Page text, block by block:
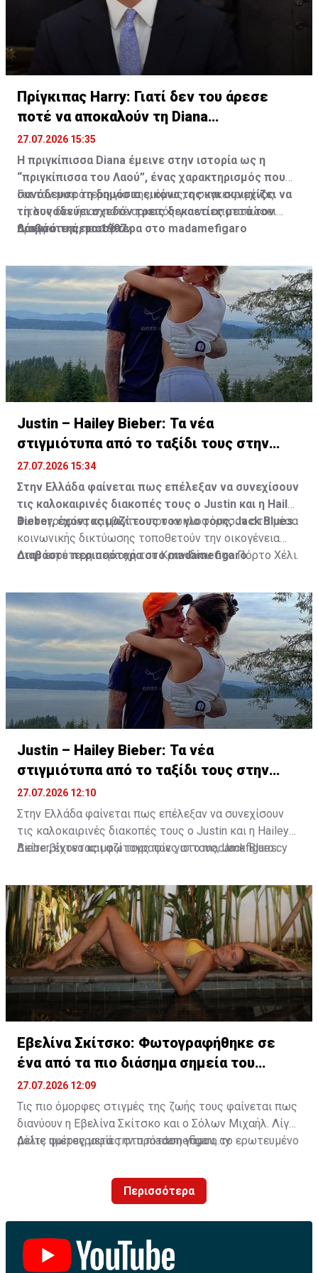
Martin Scorsese, Jennifer Lawrence και Morgan
Πρίγκιπας Harry: Γιατί δεν του άρεσε
ποτέ να αποκαλούν τη Diana
“πριγκίπισσα”
27.07.2026 15:35
Η πριγκίπισσα Diana έμεινε στην ιστορία ως η
“πριγκίπισσα του Λαού”, ένας χαρακτηρισμός που
συνόδευσε τη δημόσια εικόνα της και συνεχίζει να
τη συνοδεύει σχεδόν τρεις δεκαετίες μετά τον
θάνατό της, το 1997.
Για τον μικρότερο γιο της, όμως, ο συγκεκριμένος
τίτλος δεν ήταν ποτέ αρκετός για να αποτυπώσει
πραγματικά ποια ήταν.
Διαβάστε περισσότερα στο madamefigaro
Justin – Hailey Bieber: Τα νέα
στιγμιότυπα από το ταξίδι τους στην
Ελλάδα
27.07.2026 15:34
Στην Ελλάδα φαίνεται πως επέλεξαν να συνεχίσουν
τις καλοκαιρινές διακοπές τους ο Justin και η Hailey
Bieber, έχοντας μαζί τους τον γιο τους, Jack Blues.
Φωτογραφίες και βίντεο που κυκλοφόρησαν στα μέσα
κοινωνικής δικτύωσης τοποθετούν την οικογένεια
στην ευρύτερη περιοχή του Κρανιδίου στο Πόρτο Χέλι.
Διαβάστε περισσότερα στο madamefigaro
Justin – Hailey Bieber: Τα νέα
στιγμιότυπα από το ταξίδι τους στην
Ελλάδα
27.07.2026 12:10
Στην Ελλάδα φαίνεται πως επέλεξαν να συνεχίσουν
τις καλοκαιρινές διακοπές τους ο Justin και η Hailey
Bieber, έχοντας μαζί τους τον γιο τους, Jack Blues.
στην ευρύτερη περιοχή του Κρανιδίου στο Πόρτο Χέλι.
Δείτε βίντεο και φωτογραφίες στο madamefigaro.cy
Εβελίνα Σκίτσκο: Φωτογραφήθηκε σε
ένα από τα πιο διάσημα σημεία του
πλανήτη
27.07.2026 12:09
Τις πιο όμορφες στιγμές της ζωής τους φαίνεται πως
διανύουν η Εβελίνα Σκίτσκο και ο Σόλων Μιχαήλ. Λίγες
μόλις ημέρες μετά την πρόταση γάμου, το ερωτευμένο
κόσμο για να ζήσει μοναδικές εμπειρίες.
Δείτε φωτογραφίες στο madamefigaro.cy
Περισσότερα